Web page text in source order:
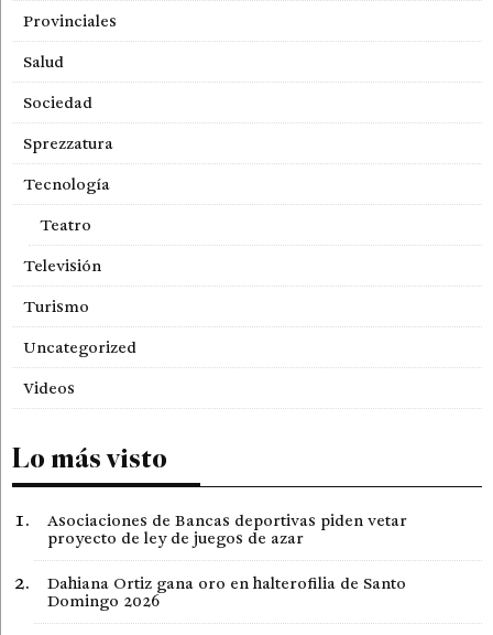
Provinciales
Salud
Sociedad
Sprezzatura
Tecnología
Teatro
Televisión
Turismo
Uncategorized
Videos
Lo más visto
Asociaciones de Bancas deportivas piden vetar
proyecto de ley de juegos de azar
Dahiana Ortiz gana oro en halterofilia de Santo
Domingo 2026